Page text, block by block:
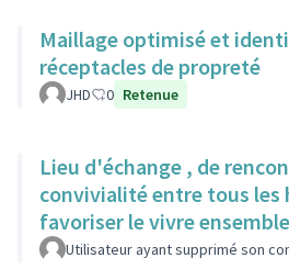
Maillage optimisé et
réceptacles de propreté
JHD 0 Retenue
Lieu d'échange , de
convivialité entre tous
favoriser le vivre ensemble
Utilisateur ayant supprimé son